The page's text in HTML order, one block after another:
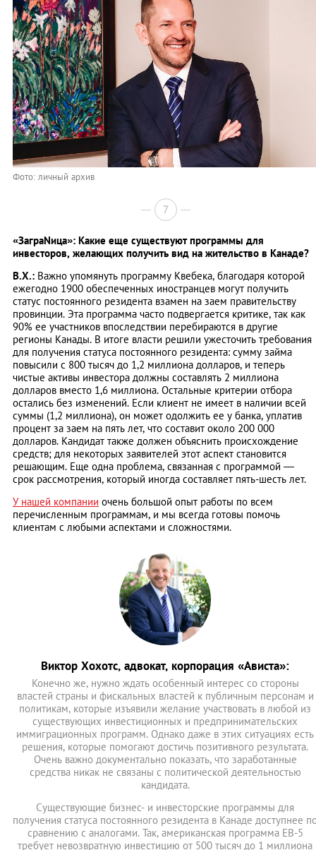
Фото: личный архив
7
«ЗаграNица»: Какие еще существуют программы для
инвесторов, желающих получить вид на жительство в Канаде?
В.Х.: Важно упомянуть программу Квебека, благодаря которой
ежегодно 1900 обеспеченных иностранцев могут получить
статус постоянного резидента взамен на заем правительству
провинции. Эта программа часто подвергается критике, так как
90% ее участников впоследствии перебираются в другие
регионы Канады. В итоге власти решили ужесточить требования
для получения статуса постоянного резидента: сумму займа
повысили с 800 тысяч до 1,2 миллиона долларов, и теперь
чистые активы инвестора должны составлять 2 миллиона
долларов вместо 1,6 миллиона. Остальные критерии отбора
остались без изменений. Если клиент не имеет в наличии всей
суммы (1,2 миллиона), он может одолжить ее у банка, уплатив
процент за заем на пять лет, что составит около 200 000
долларов. Кандидат также должен объяснить происхождение
средств; для некоторых заявителей этот аспект становится
решающим. Еще одна проблема, связанная с программой —
срок рассмотрения, который иногда составляет пять-шесть лет.
У нашей компании очень большой опыт работы по всем
перечисленным программам, и мы всегда готовы помочь
клиентам с любыми аспектами и сложностями.
Виктор Хохотс, адвокат, корпорация «Ависта»:
Конечно же, нужно ждать особенный интерес со стороны
властей страны и фискальных властей к публичным персонам и
политикам, которые изъявили желание участвовать в любой из
существующих инвестиционных и предпринимательских
иммиграционных программ. Однако даже в этих ситуациях есть
решения, которые помогают достичь позитивного результата.
Очень важно документально показать, что заработанные
средства никак не связаны с политической деятельностью
кандидата.
Существующие бизнес- и инвесторские программы для
получения статуса постоянного резидента в Канаде доступнее
сравнению с аналогами. Так, американская программа ЕВ-5
требует невозвратную инвестицию от 500 тысяч до 1 миллиона